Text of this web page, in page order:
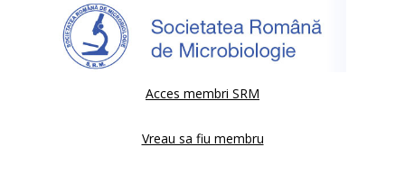
Acces membri SRM
Vreau sa fiu membru